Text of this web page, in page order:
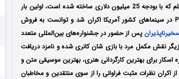
سالیوان و غیره در آن به ایفای نقش پرداخته‌اند؛ همچنین این فیلم که با بودجه 25 میلیون دلاری ساخته شده است، اولین بار
در تاریخ 3 ژوئن سال 1987 میلادی توسط Paramount Pictures در سینماهای کشور آمریکا اکران شد و توانست به فروش
پس از حضور در جشنواره‌های بین‌المللی متعدد
بازیگر نقش مکمل مرد با بازی شان کانری شده و نامزد دریافت
دیگر نیز شود که از میان آن‌ها می‌توان به نامزدی 3 جایزه اسکار برای بهترین کارگردانی هنری، بهترین موسیقی متن و
اکران نظرات مثبت فراوانی را از سوی منتقدین و مخاطبان